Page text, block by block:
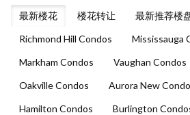
最新楼花 楼花转让 最新推荐楼
Richmond Hill Condos
Mississauga
Markham Condos
Vaughan Condos
Oakville Condos
Aurora New
Hamilton Condos
Burlington